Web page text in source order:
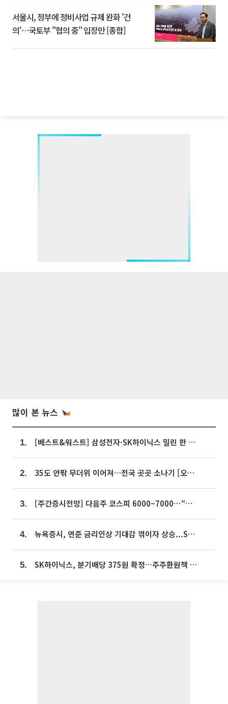
서울시, 정부에 정비사업 규제 완화 '건
의'⋯국토부 "협의 중" 입장만 [종합]
많이 본 뉴스
1. [베스트&워스트] 삼성전자·SK하이닉스 밀린 한 주…상상인증권은 85% 급등
2. 35도 안팎 무더위 이어져…전국 곳곳 소나기 [오늘 날씨]
3. [주간증시전망] 다음주 코스피 6000~7000⋯“外人 수급은 정책이 변수”
4. 뉴욕증시, 연준 금리인상 기대감 꺾이자 상승...S&P500 사상 최고치 [종합]
5. SK하이닉스, 분기배당 375원 확정…주주환원책 9월로 앞당겨 발표